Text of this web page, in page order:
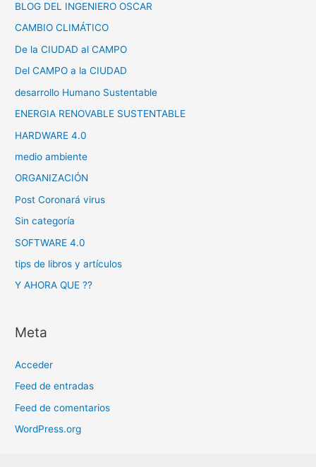
BLOG DEL INGENIERO OSCAR
CAMBIO CLIMÁTICO
De la CIUDAD al CAMPO
Del CAMPO a la CIUDAD
desarrollo Humano Sustentable
ENERGIA RENOVABLE SUSTENTABLE
HARDWARE 4.0
medio ambiente
ORGANIZACIÓN
Post Coronará virus
Sin categoría
SOFTWARE 4.0
tips de libros y artículos
Y AHORA QUE ??
Meta
Acceder
Feed de entradas
Feed de comentarios
WordPress.org